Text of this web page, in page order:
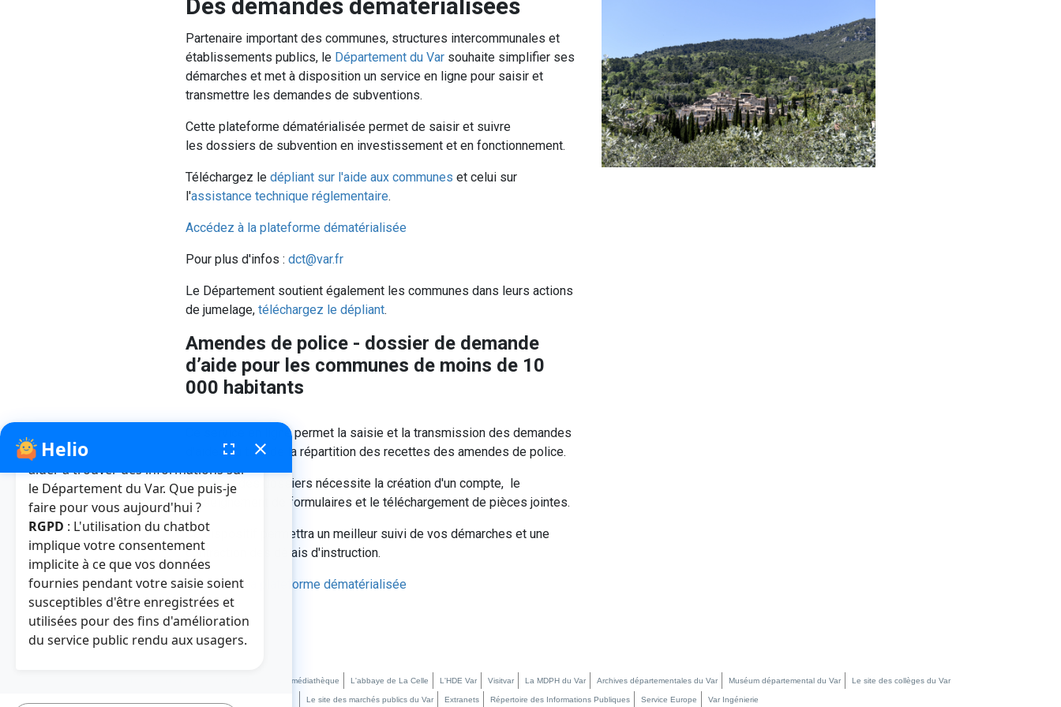
Des demandes dématérialisées
Partenaire important des communes, structures intercommunales et
établissements publics, le Département du Varsouhaite simplifier ses
démarches et met à disposition un service en ligne pour saisir et
transmettre les demandes de subventions.
Cette plateforme dématérialisée permet de saisir et suivre
les dossiers de subvention en investissement et en fonctionnement.
Téléchargez le dépliant sur l'aide aux communes et celui sur
l'assistance technique réglementaire.
Accédez à la plateforme dématérialisée
Pour plus d'infos : dct@var.fr
Le Département soutient également les communes dans leurs actions
de jumelage, téléchargez le dépliant.
Amendes de police - dossier de demande
d’aide pour les communes de moins de 10
000 habitants
Ce service en ligne permet la saisie et la transmission des demandes
d'aides au titre de la répartition des recettes des amendes de police.
Le dépôt des dossiers nécessite la création d'un compte, le
renseignement de formulaires et le téléchargement de pièces jointes.
Ce dispositif permettra un meilleur suivi de vos démarches et une
contraction des délais d'instruction.
Accédez à la plateforme dématérialisée
La médiathèque L'abbaye de La Celle L'HDE Var Visitvar La MDPH du Var Archives départementales du Var Muséum départemental du Var Le site des collèges du Var
Le site des marchés publics du Var Extranets Répertoire des Informations Publiques Service Europe Var Ingénierie
Helio fenêtre de chatbot
fullscreen close
Bonjour, je suis Helio. Je peux vous
aider à trouver des informations sur
le Département du Var. Que puis-je
faire pour vous aujourd'hui ?
RGPD : L'utilisation du chatbot
implique votre consentement
implicite à ce que vos données
fournies pendant votre saisie soient
susceptibles d'être enregistrées et
utilisées pour des fins d'amélioration
du service public rendu aux usagers.